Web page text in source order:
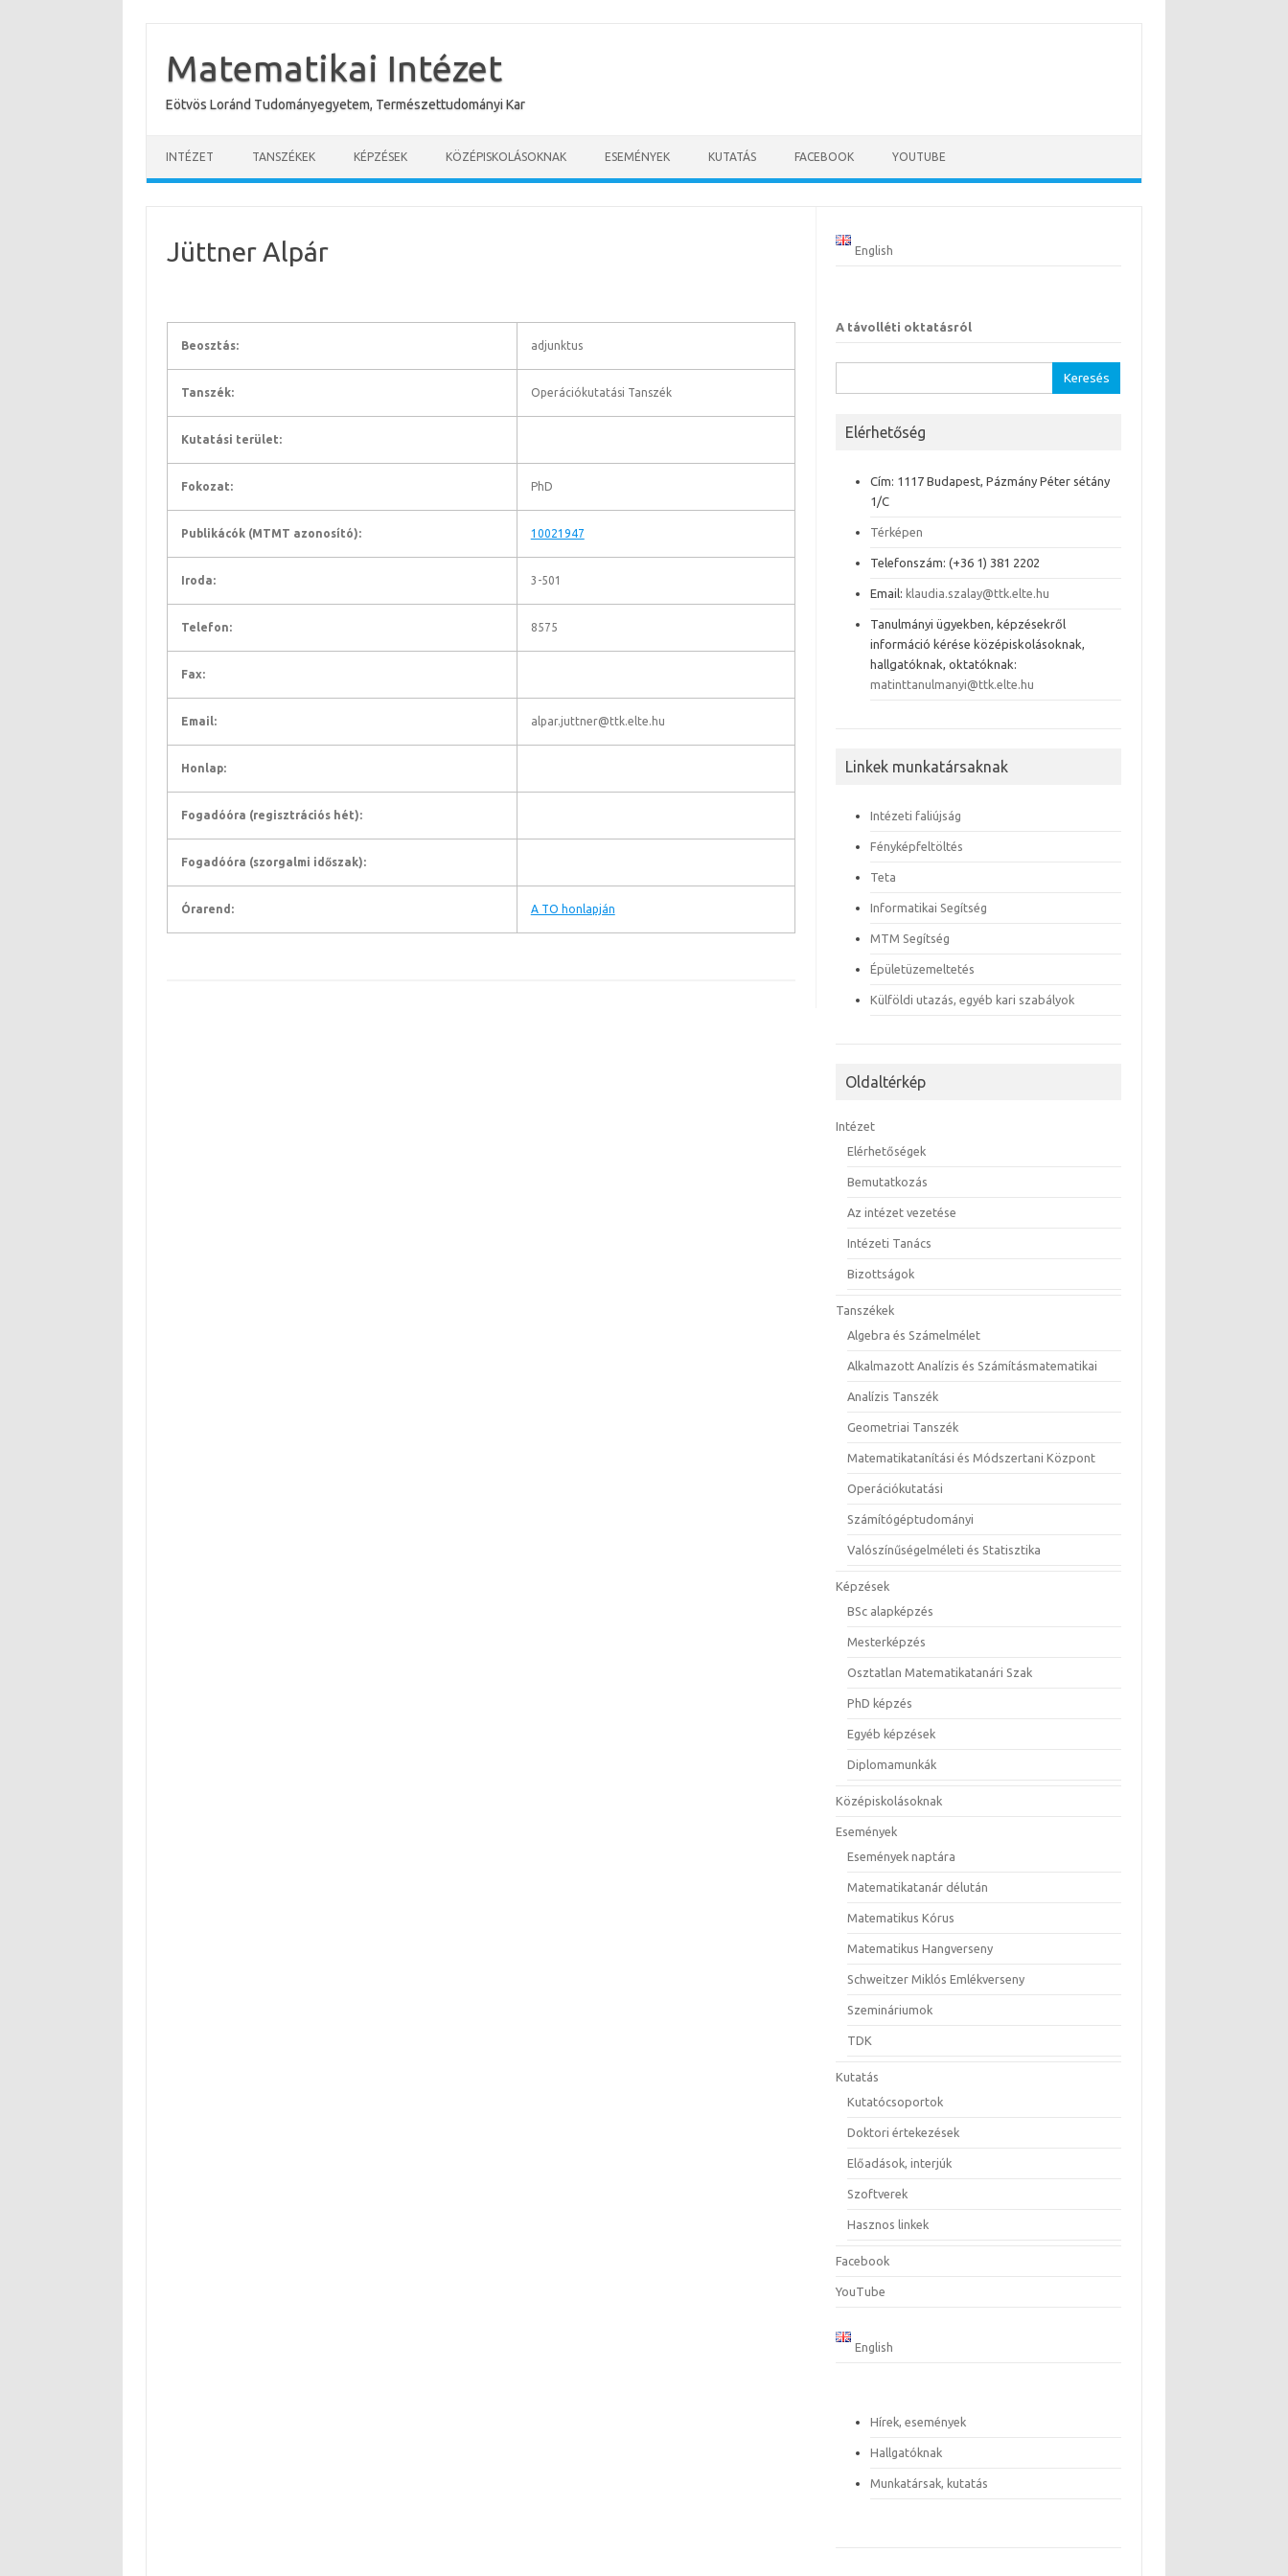
content
Matematikai Intézet
Eötvös Loránd Tudományegyetem, Természettudományi Kar
INTÉZET TANSZÉKEK KÉPZÉSEK KÖZÉPISKOLÁSOKNAK ESEMÉNYEK KUTATÁS FACEBOOK YOUTUBE
Jüttner Alpár
Beosztás: adjunktus
Tanszék: Operációkutatási Tanszék
Kutatási terület:
Fokozat: PhD
Publikácók (MTMT azonosító): 10021947
Iroda: 3-501
Telefon: 8575
Fax:
Email: alpar.juttner@ttk.elte.hu
Honlap:
Fogadóóra (regisztrációs hét):
Fogadóóra (szorgalmi időszak):
Órarend: A TO honlapján
English
A távolléti oktatásról
Elérhetőség
Cím: 1117 Budapest, Pázmány Péter sétány
1/C
Térképen
Telefonszám: (+36 1) 381 2202
Email: klaudia.szalay@ttk.elte.hu
Tanulmányi ügyekben, képzésekről
információ kérése középiskolásoknak,
hallgatóknak, oktatóknak:
matinttanulmanyi@ttk.elte.hu
Linkek munkatársaknak
Intézeti faliújság
Fényképfeltöltés
Teta
Informatikai Segítség
MTM Segítség
Épületüzemeltetés
Külföldi utazás, egyéb kari szabályok
Oldaltérkép
Intézet
Elérhetőségek
Bemutatkozás
Az intézet vezetése
Intézeti Tanács
Bizottságok
Tanszékek
Algebra és Számelmélet
Alkalmazott Analízis és Számításmatematikai
Analízis Tanszék
Geometriai Tanszék
Matematikatanítási és Módszertani Központ
Operációkutatási
Számítógéptudományi
Valószínűségelméleti és Statisztika
Képzések
BSc alapképzés
Mesterképzés
Osztatlan Matematikatanári Szak
PhD képzés
Egyéb képzések
Diplomamunkák
Középiskolásoknak
Események
Események naptára
Matematikatanár délután
Matematikus Kórus
Matematikus Hangverseny
Schweitzer Miklós Emlékverseny
Szemináriumok
TDK
Kutatás
Kutatócsoportok
Doktori értekezések
Előadások, interjúk
Szoftverek
Hasznos linkek
Facebook
YouTube
English
Hírek, események
Hallgatóknak
Munkatársak, kutatás